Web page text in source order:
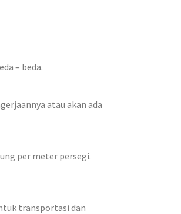
– beda.
atau akan ada
per meter persegi.
transportasi dan